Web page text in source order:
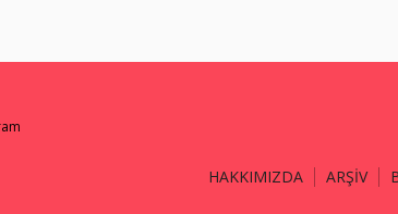
HAKKIMIZDA ARŞİV